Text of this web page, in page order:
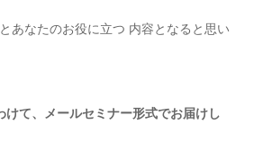
あなたのお役に立つ 内容となると思い
けて、メールセミナー形式でお届けし